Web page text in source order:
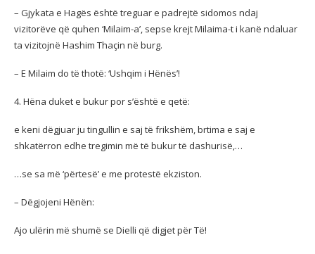
– Gjykata e Hagës është treguar e padrejtë sidomos ndaj
vizitorëve që quhen ‘Milaim-a’, sepse krejt Milaima-t i kanë ndaluar
ta vizitojnë Hashim Thaçin në burg.
– E Milaim do të thotë: ‘Ushqim i Hënës’!
4. Hëna duket e bukur por s’është e qetë:
e keni dëgjuar ju tingullin e saj të frikshëm, brtima e saj e
shkatërron edhe tregimin më të bukur të dashurisë,…
…se sa më ‘përtesë’ e me protestë ekziston.
– Dëgjojeni Hënën:
Ajo ulërin më shumë se Dielli që digjet për Të!